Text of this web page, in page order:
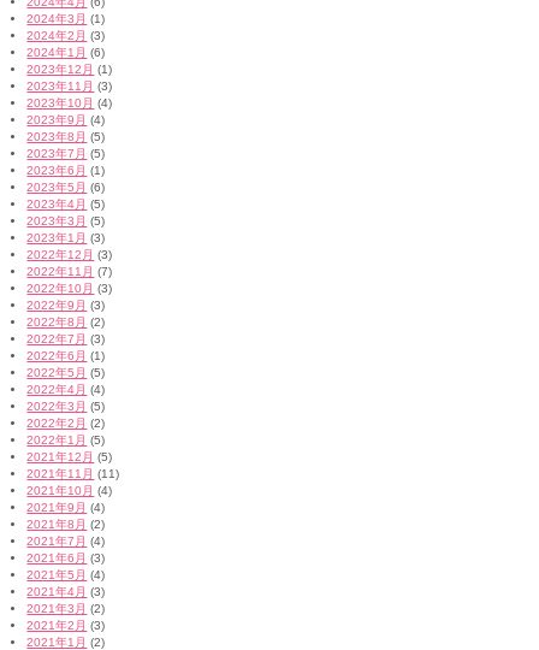
2024年3月 (1)
2024年2月 (3)
2024年1月 (6)
2023年12月 (1)
2023年11月 (3)
2023年10月 (4)
2023年9月 (4)
2023年8月 (5)
2023年7月 (5)
2023年6月 (1)
2023年5月 (6)
2023年4月 (5)
2023年3月 (5)
2023年1月 (3)
2022年12月 (3)
2022年11月 (7)
2022年10月 (3)
2022年9月 (3)
2022年8月 (2)
2022年7月 (3)
2022年6月 (1)
2022年5月 (5)
2022年4月 (4)
2022年3月 (5)
2022年2月 (2)
2022年1月 (5)
2021年12月 (5)
2021年11月 (11)
2021年10月 (4)
2021年9月 (4)
2021年8月 (2)
2021年7月 (4)
2021年6月 (3)
2021年5月 (4)
2021年4月 (3)
2021年3月 (2)
2021年2月 (3)
2021年1月 (2)